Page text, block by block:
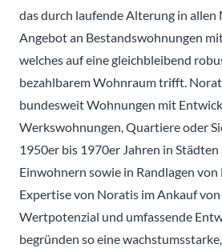
das durch laufende Alterung in
Angebot an Bestandswohnungen
welches auf eine gleichbleibend
bezahlbarem Wohnraum trifft.
bundesweit Wohnungen mit
Werkswohnungen, Quartiere oder
1950er bis 1970er Jahren in Städten
Einwohnern sowie in Randlagen
Expertise von Noratis im Ankauf
Wertpotenzial und umfassende
begründen so eine